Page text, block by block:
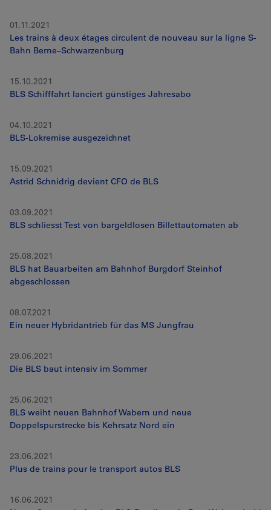
01.11.2021
Les trains à deux étages circulent de nouveau sur la ligne S-
Bahn Berne–Schwarzenburg
15.10.2021
BLS Schifffahrt lanciert günstiges Jahresabo
04.10.2021
BLS-Lokremise ausgezeichnet
15.09.2021
Astrid Schnidrig devient CFO de BLS
03.09.2021
BLS schliesst Test von bargeldlosen Billettautomaten ab
25.08.2021
BLS hat Bauarbeiten am Bahnhof Burgdorf Steinhof
abgeschlossen
08.07.2021
Ein neuer Hybridantrieb für das MS Jungfrau
29.06.2021
Die BLS baut intensiv im Sommer
25.06.2021
BLS weiht neuen Bahnhof Wabern und neue
Doppelspurstrecke bis Kehrsatz Nord ein
23.06.2021
Plus de trains pour le transport autos BLS
16.06.2021